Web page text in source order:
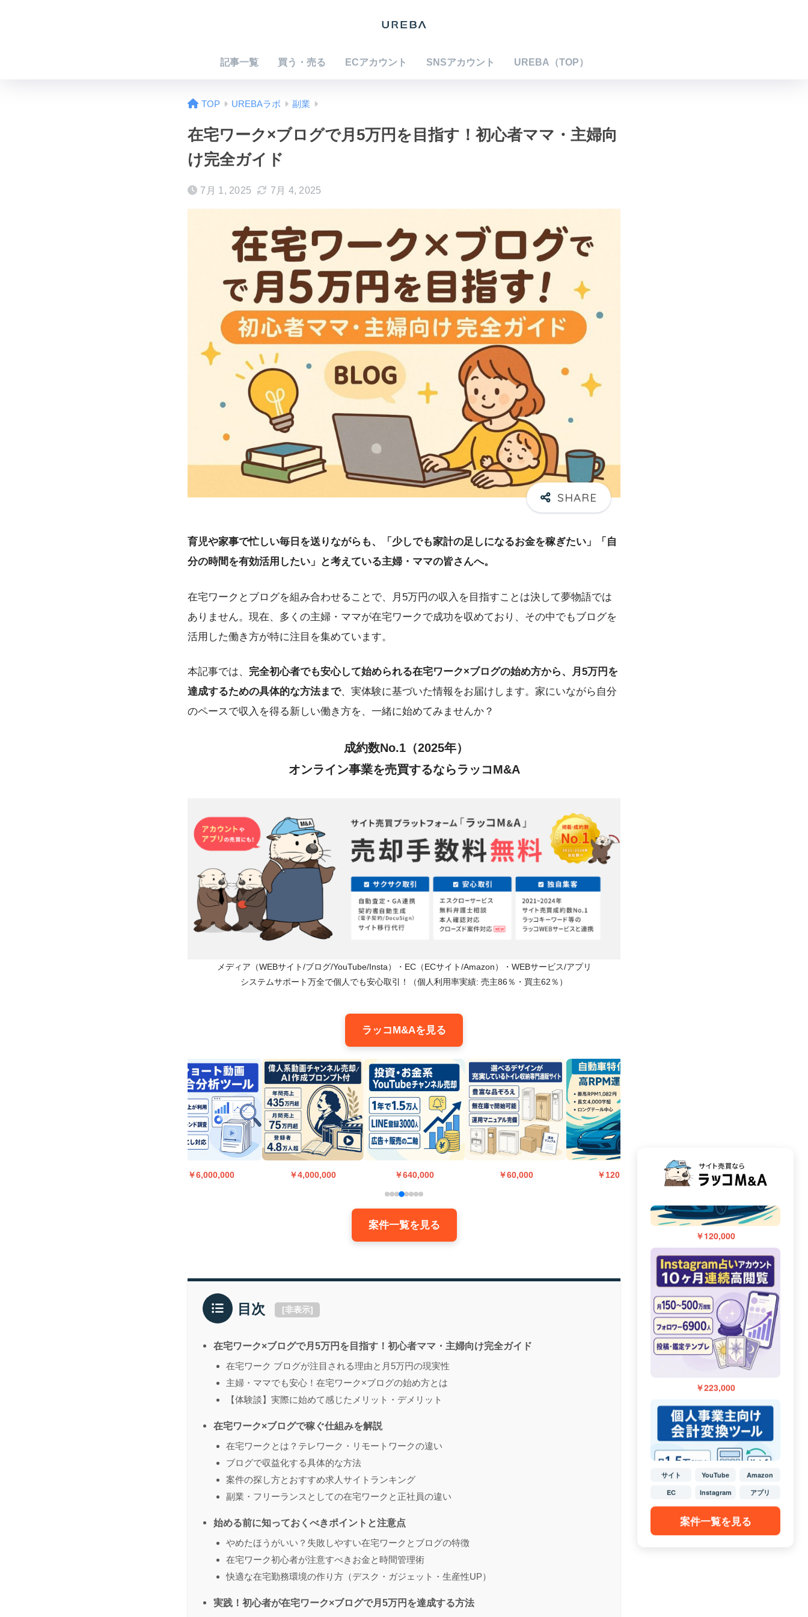
記事一覧 買う・売る ECアカウント SNSアカウント UREBA（TOP）
TOP UREBAラボ 副業
在宅ワーク×ブログで月5万円を目指す！初心者ママ・主婦向
け完全ガイド
7月 1, 2025 7月 4, 2025
育児や家事で忙しい毎日を送りながらも、「少しでも家計の足しになるお金を稼ぎたい」「自
分の時間を有効活用したい」と考えている主婦・ママの皆さんへ。
在宅ワークとブログを組み合わせることで、月5万円の収入を目指すことは決して夢物語では
ありません。現在、多くの主婦・ママが在宅ワークで成功を収めており、その中でもブログを
活用した働き方が特に注目を集めています。
本記事では、 完全初心者でも安心して始められる在宅ワーク×ブログの始め方から、月5万円を
達成するための具体的な方法まで、実体験に基づいた情報をお届けします。家にいながら自分
のペースで収入を得る新しい働き方を、一緒に始めてみませんか？
成約数No.1（2025年）
オンライン事業を売買するならラッコM&A
メディア（WEBサイト/ブログ/YouTube/Insta）・EC（ECサイト/Amazon）・WEBサービス/アプリ
システムサポート万全で個人でも安心取引！（個人利用率実績: 売主86％・買主62％）
ラッコM&Aを見る
￥6,000,000 ￥4,000,000 ￥640,000 ￥60,000 ￥120,000
案件一覧を見る
目次 [非表示]
在宅ワーク×ブログで月5万円を目指す！初心者ママ・主婦向け完全ガイド
在宅ワーク ブログが注目される理由と月5万円の現実性
主婦・ママでも安心！在宅ワーク×ブログの始め方とは
【体験談】実際に始めて感じたメリット・デメリット
在宅ワーク×ブログで稼ぐ仕組みを解説
在宅ワークとは？テレワーク・リモートワークの違い
ブログで収益化する具体的な方法
案件の探し方とおすすめ求人サイトランキング
副業・フリーランスとしての在宅ワークと正社員の違い
始める前に知っておくべきポイントと注意点
やめたほうがいい？失敗しやすい在宅ワークとブログの特徴
在宅ワーク初心者が注意すべきお金と時間管理術
快適な在宅勤務環境の作り方（デスク・ガジェット・生産性UP）
実践！初心者が在宅ワーク×ブログで月5万円を達成する方法
￥120,000
￥223,000
￥640,000
サイト YouTube
Amazon
EC
Instagram アプリ
案件一覧を見る